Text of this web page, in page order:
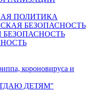
ПОЛИТИКА
БЕЗОПАСНОСТЬ
короновируса и
ДЕТЯМ"